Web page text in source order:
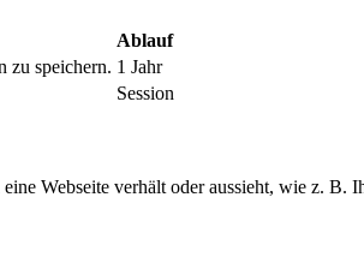
Ablauf
zu speichern. 1 Jahr
Session
Webseite verhält oder aussieht, wie z. B.